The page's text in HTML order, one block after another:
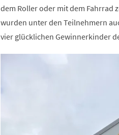
dem Roller oder mit dem Fahrrad
wurden unter den Teilnehmern
vier glücklichen Gewinnerkinder